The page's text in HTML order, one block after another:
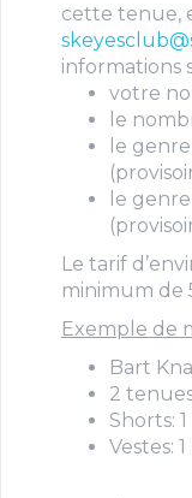
cette tenue,
informations
votre
le
le
le
Le tarif
minimum de
Exemple de
Bart
2
Shorts:
Vestes: